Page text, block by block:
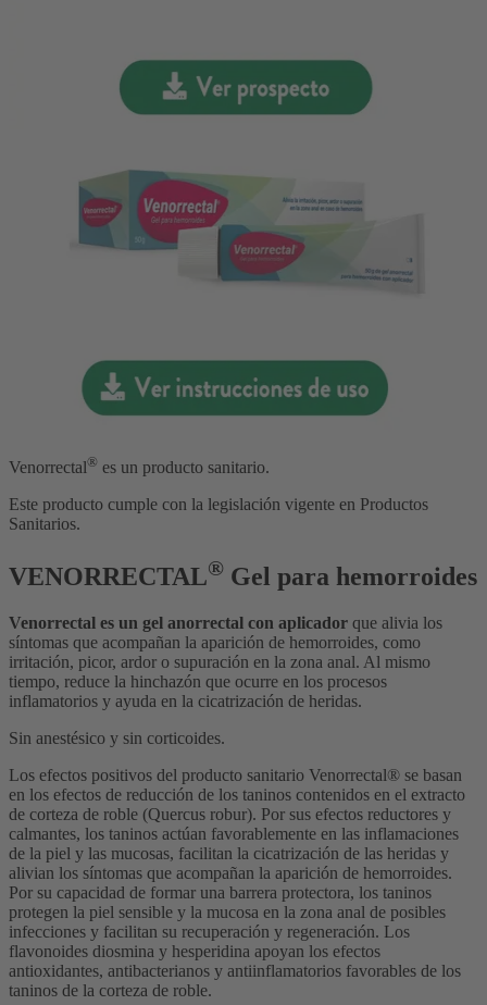
Venorrectal® es un producto sanitario.
Este producto cumple con la legislación vigente en Productos
Sanitarios.
VENORRECTAL® Gel para hemorroides
Venorrectal es un gel anorrectal con aplicador que alivia los
síntomas que acompañan la aparición de hemorroides, como
irritación, picor, ardor o supuración en la zona anal. Al mismo
tiempo, reduce la hinchazón que ocurre en los procesos
inflamatorios y ayuda en la cicatrización de heridas.
Sin anestésico y sin corticoides.
Los efectos positivos del producto sanitario Venorrectal® se basan
en los efectos de reducción de los taninos contenidos en el extracto
de corteza de roble (Quercus robur). Por sus efectos reductores y
calmantes, los taninos actúan favorablemente en las inflamaciones
de la piel y las mucosas, facilitan la cicatrización de las heridas y
alivian los síntomas que acompañan la aparición de hemorroides.
Por su capacidad de formar una barrera protectora, los taninos
protegen la piel sensible y la mucosa en la zona anal de posibles
infecciones y facilitan su recuperación y regeneración. Los
flavonoides diosmina y hesperidina apoyan los efectos
antioxidantes, antibacterianos y antiinflamatorios favorables de los
taninos de la corteza de roble.